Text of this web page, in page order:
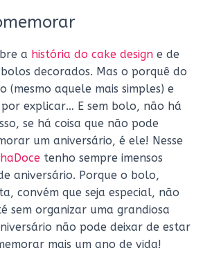
a história do cake design e de
decorados. Mas o porquê do
(mesmo aquele mais simples) e
explicar… E sem bolo, não há
se há coisa que não pode
um aniversário, é ele! Nesse
tenho sempre imensos
aniversário. Porque o bolo,
convém que seja especial, não
sem organizar uma grandiosa
não pode deixar de estar
mais um ano de vida!